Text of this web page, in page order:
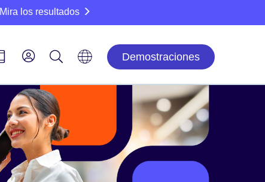
Mira los resultados
Demostraciones